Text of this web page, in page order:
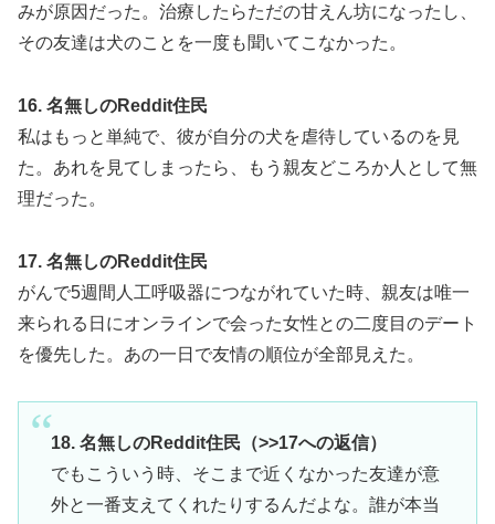
みが原因だった。治療したらただの甘えん坊になったし、
その友達は犬のことを一度も聞いてこなかった。
16. 名無しのReddit住民
私はもっと単純で、彼が自分の犬を虐待しているのを見
た。あれを見てしまったら、もう親友どころか人として無
理だった。
17. 名無しのReddit住民
がんで5週間人工呼吸器につながれていた時、親友は唯一
来られる日にオンラインで会った女性との二度目のデート
を優先した。あの一日で友情の順位が全部見えた。
18. 名無しのReddit住民（>>17への返信）
でもこういう時、そこまで近くなかった友達が意
外と一番支えてくれたりするんだよな。誰が本当